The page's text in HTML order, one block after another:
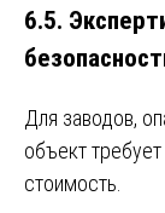
6.5.
Для заводов,
объект
стоимость.